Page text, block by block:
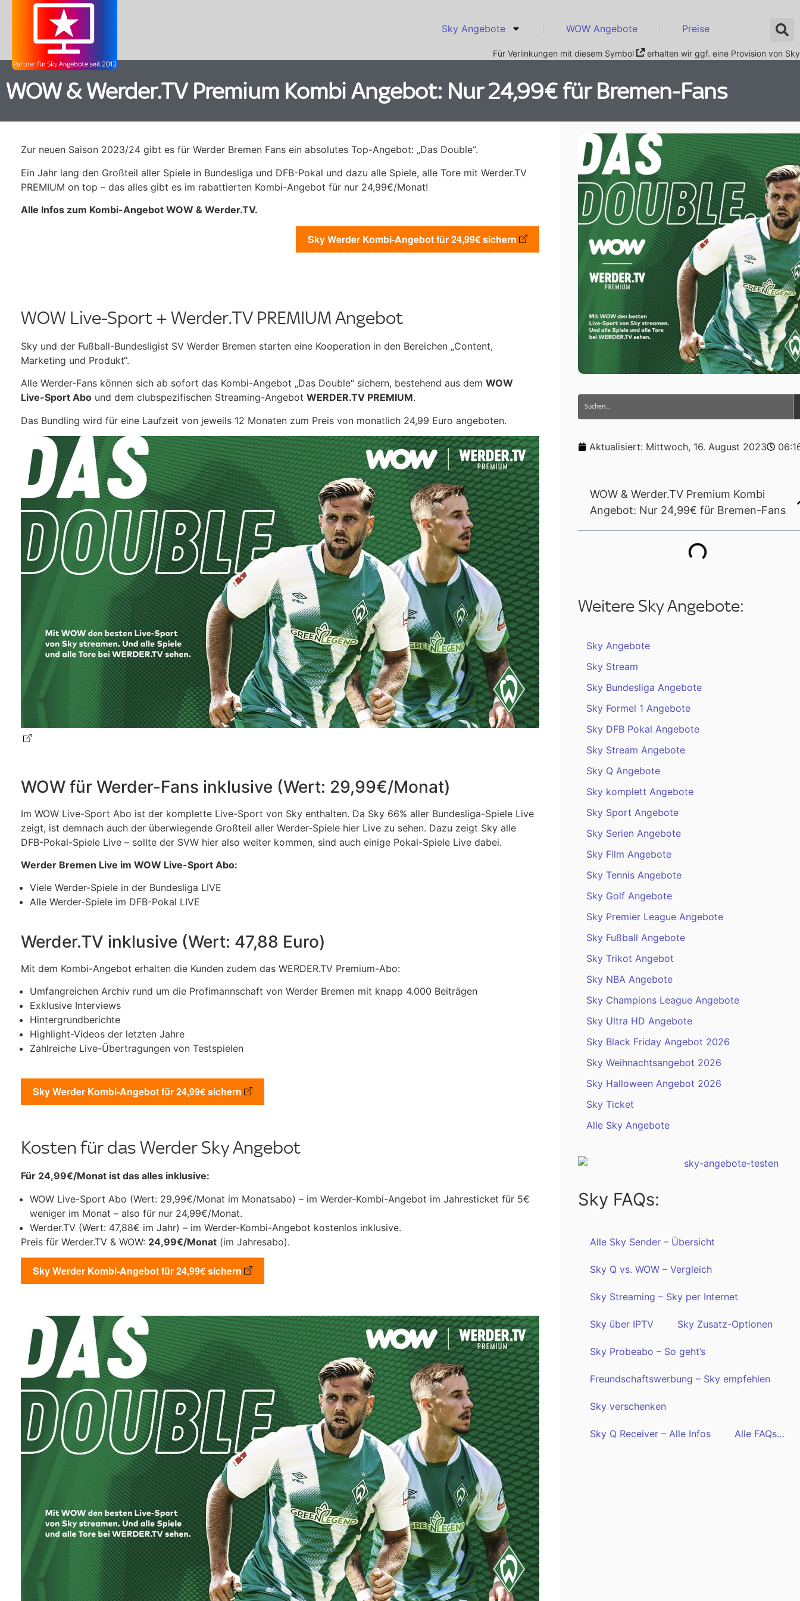
Sky Angebote WOW Angebote Preise
Für Verlinkungen mit diesem Symbol erhalten wir ggf. eine Provision von Sky
WOW & Werder.TV Premium Kombi Angebot: Nur 24,99€ für Bremen-Fans
Zur neuen Saison 2023/24 gibt es für Werder Bremen Fans ein absolutes Top-Angebot: „Das Double“.
Ein Jahr lang den Großteil aller Spiele in Bundesliga und DFB-Pokal und dazu alle Spiele, alle Tore mit Werder.TV
PREMIUM on top – das alles gibt es im rabattierten Kombi-Angebot für nur 24,99€/Monat!
Alle Infos zum Kombi-Angebot WOW & Werder.TV.
Sky Werder Kombi-Angebot für 24,99€ sichern
WOW Live-Sport + Werder.TV PREMIUM Angebot
Sky und der Fußball-Bundesligist SV Werder Bremen starten eine Kooperation in den Bereichen „Content,
Marketing und Produkt“.
Alle Werder-Fans können sich ab sofort das Kombi-Angebot „Das Double“ sichern, bestehend aus dem WOW
Live-Sport Abo und dem clubspezifischen Streaming-Angebot WERDER.TV PREMIUM.
Das Bundling wird für eine Laufzeit von jeweils 12 Monaten zum Preis von monatlich 24,99 Euro angeboten.
WOW für Werder-Fans inklusive (Wert: 29,99€/Monat)
Im WOW Live-Sport Abo ist der komplette Live-Sport von Sky enthalten. Da Sky 66% aller Bundesliga-Spiele Live
zeigt, ist demnach auch der überwiegende Großteil aller Werder-Spiele hier Live zu sehen. Dazu zeigt Sky alle
DFB-Pokal-Spiele Live – sollte der SVW hier also weiter kommen, sind auch einige Pokal-Spiele Live dabei.
Werder Bremen Live im WOW Live-Sport Abo:
Viele Werder-Spiele in der Bundesliga LIVE
Alle Werder-Spiele im DFB-Pokal LIVE
Werder.TV inklusive (Wert: 47,88 Euro)
Mit dem Kombi-Angebot erhalten die Kunden zudem das WERDER.TV Premium-Abo:
Umfangreichen Archiv rund um die Profimannschaft von Werder Bremen mit knapp 4.000 Beiträgen
Exklusive Interviews
Hintergrundberichte
Highlight-Videos der letzten Jahre
Zahlreiche Live-Übertragungen von Testspielen
Sky Werder Kombi-Angebot für 24,99€ sichern
Kosten für das Werder Sky Angebot
Für 24,99€/Monat ist das alles inklusive:
WOW Live-Sport Abo (Wert: 29,99€/Monat im Monatsabo) – im Werder-Kombi-Angebot im Jahresticket für 5€
weniger im Monat – also für nur 24,99€/Monat.
Werder.TV (Wert: 47,88€ im Jahr) – im Werder-Kombi-Angebot kostenlos inklusive.
Preis für Werder.TV & WOW: 24,99€/Monat (im Jahresabo).
Sky Werder Kombi-Angebot für 24,99€ sichern
Aktualisiert: Mittwoch, 16. August 2023
WOW & Werder.TV Premium Kombi
Angebot: Nur 24,99€ für Bremen-Fans
Weitere Sky Angebote:
Sky Angebote
Sky Stream
Sky Bundesliga Angebote
Sky Formel 1 Angebote
Sky DFB Pokal Angebote
Sky Stream Angebote
Sky Q Angebote
Sky komplett Angebote
Sky Sport Angebote
Sky Serien Angebote
Sky Film Angebote
Sky Tennis Angebote
Sky Golf Angebote
Sky Premier League Angebote
Sky Fußball Angebote
Sky Trikot Angebot
Sky NBA Angebote
Sky Champions League Angebote
Sky Ultra HD Angebote
Sky Black Friday Angebot 2026
Sky Weihnachtsangebot 2026
Sky Halloween Angebot 2026
Sky Ticket
Alle Sky Angebote
Sky FAQs:
Alle Sky Sender – Übersicht
Sky Q vs. WOW – Vergleich
Sky Streaming – Sky per Internet
Sky über IPTV Sky Zusatz-Optionen
Sky Probeabo – So geht’s
Freundschaftswerbung – Sky empfehlen
Sky verschenken
Sky Q Receiver – Alle Infos Alle FAQs…